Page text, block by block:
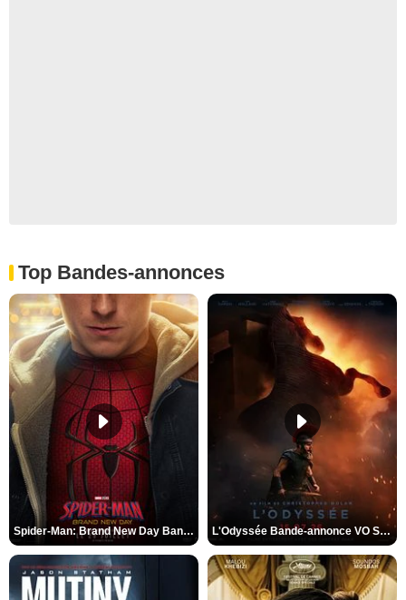
Top Bandes-annonces
Spider-Man: Brand New Day Bande-annonce VO STFR L'Odyssée Bande-annonce VO STFR